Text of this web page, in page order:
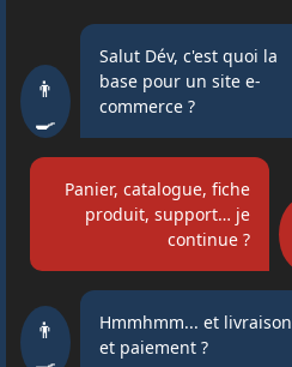
Salut Dév, c'est quoi la
base pour un site e-
commerce ?
Panier, catalogue, fiche
produit, support… je
continue ?
Hmmhmm... et livraison
et paiement ?